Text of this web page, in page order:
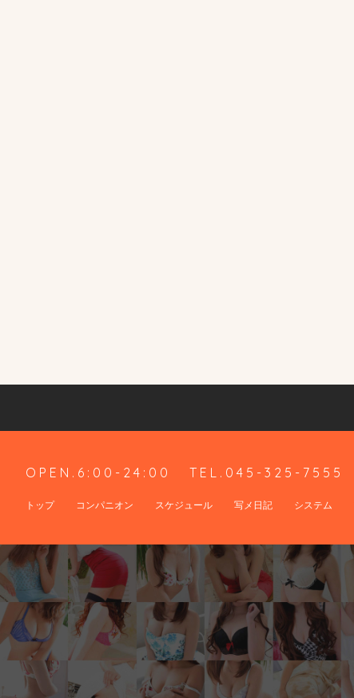
OPEN.6:00-24:00 TEL.045-325-7555
トップ コンパニオン スケジュール 写メ日記 システム